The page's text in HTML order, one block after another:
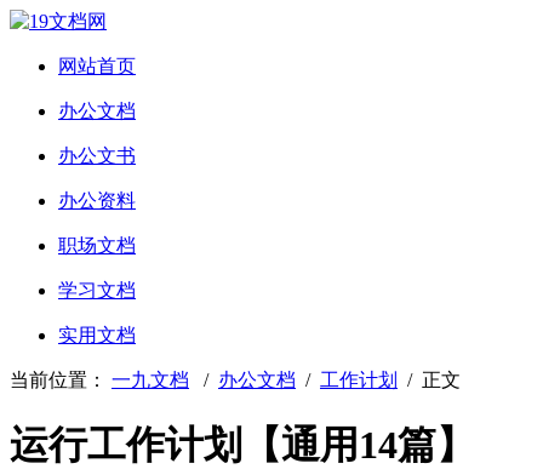
网站首页
办公文档
办公文书
办公资料
职场文档
学习文档
实用文档
当前位置： 一九文档 / 办公文档 / 工作计划 / 正文
运行工作计划【通用14篇】